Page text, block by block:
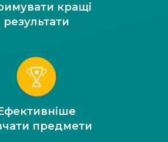
кращі
результати
предмети